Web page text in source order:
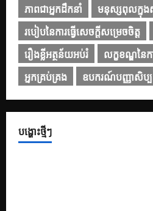
ភាពជាអ្នកដឹកនាំ
មនុស្សពុលក្នុង
របៀបនៃការធ្វើសេចក្តីសម្រេចចិត្ត
រឿងខ្លីអត្ថន័យអប់រំ
លក្ខខណ្ឌនៃក
អ្នកគ្រប់គ្រង
ឧបករណ៍បញ្ញាសិប្ប
បង្ហោះថ្មីៗ